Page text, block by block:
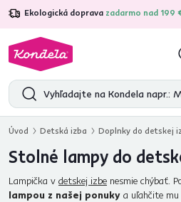
Ekologická doprava zadarmo nad 199
4,7 31 285overených
Úvod Detská izba Doplnky do detskej
Stolné lampy do
Lampička v detskej izbe nesmie chýbať.
lampou z našej ponuky a uľahčite